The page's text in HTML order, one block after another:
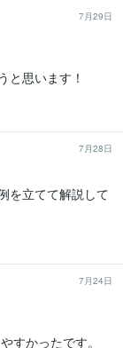
7月29日
と思います！
7月28日
を立てて解説して
7月24日